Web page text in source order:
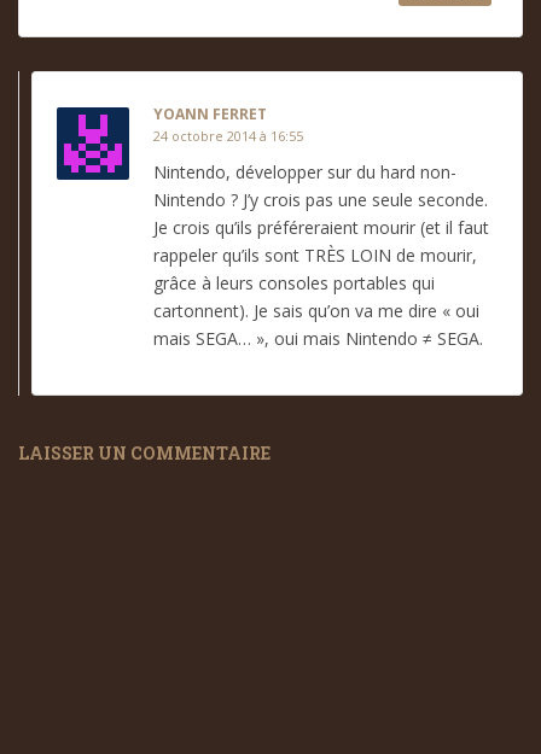
YOANN FERRET
24 octobre 2014 à 16:55
Nintendo, développer sur du hard non-
Nintendo ? J’y crois pas une seule seconde.
Je crois qu’ils préféreraient mourir (et il faut
rappeler qu’ils sont TRÈS LOIN de mourir,
grâce à leurs consoles portables qui
cartonnent). Je sais qu’on va me dire « oui
mais SEGA… », oui mais Nintendo ≠ SEGA.
LAISSER UN COMMENTAIRE